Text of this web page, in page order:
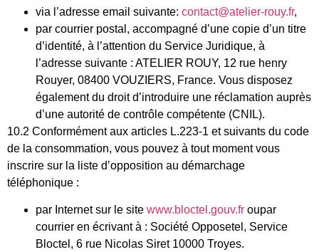
via l’adresse email suivante: contact@atelier-rouy.fr,
par courrier postal, accompagné d’une copie d’un titre
d’identité, à l’attention du Service Juridique, à
l’adresse suivante : ATELIER ROUY, 12 rue henry
Rouyer, 08400 VOUZIERS, France. Vous disposez
également du droit d’introduire une réclamation auprès
d’une autorité de contrôle compétente (CNIL).
10.2 Conformément aux articles L.223-1 et suivants du code
de la consommation, vous pouvez à tout moment vous
inscrire sur la liste d’opposition au démarchage
téléphonique :
par Internet sur le site www.bloctel.gouv.fr oupar
courrier en écrivant à : Société Opposetel, Service
Bloctel, 6 rue Nicolas Siret 10000 Troyes.